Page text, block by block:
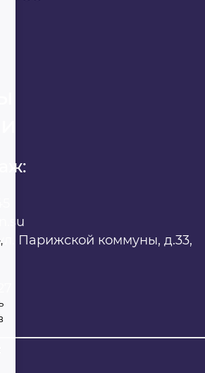
Парижской коммуны, д.33,